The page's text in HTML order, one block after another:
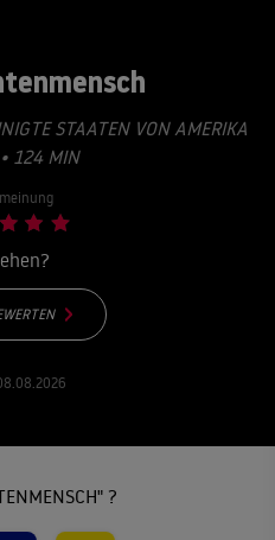
STAATEN VON AMERIKA
124 MIN
?